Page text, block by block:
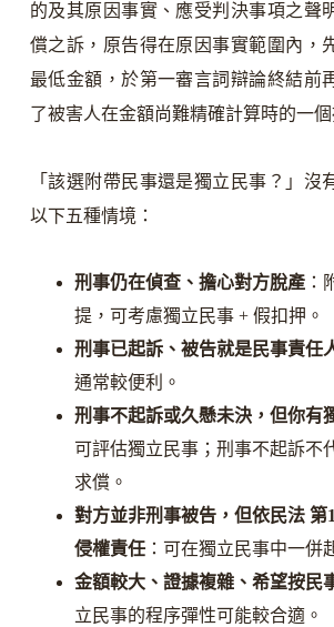
的及其原因事實、應受判決事項之聲
償之訴，原告得在原因事實範圍內，
最低金額，於第一審言詞辯論終結前
了被害人在金額尚難精確計算時的一個
「該選附帶民事還是獨立民事？」沒
以下五種情境：
刑事仍在偵查、擔心對方脫產：
提，可考慮獨立民事 + 假扣押。
刑事已起訴、被告就是民事責任
通常較便利。
刑事不起訴或久懸未決，但你有
可評估獨立民事；刑事不起訴不
求償。
對方並非刑事被告，但依民法 第
侵權責任：可在獨立民事中一併
金額較大、證據複雜、希望按民
立民事的程序彈性可能較合適。